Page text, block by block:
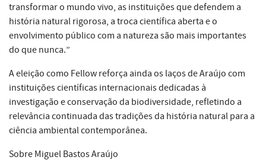
transformar o mundo vivo, as instituições que defendem a
história natural rigorosa, a troca científica aberta e o
envolvimento público com a natureza são mais importantes
do que nunca.”
A eleição como Fellow reforça ainda os laços de Araújo com
instituições científicas internacionais dedicadas à
investigação e conservação da biodiversidade, refletindo a
relevância continuada das tradições da história natural para a
ciência ambiental contemporânea.
Sobre Miguel Bastos Araújo